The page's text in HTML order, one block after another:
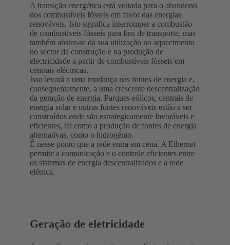
A transição energética está voltada para o abandono
dos combustíveis fósseis em favor das energias
renováveis. Isto significa interromper a combustão
de combustíveis fósseis para fins de transporte, mas
também abster-se da sua utilização no aquecimento
no sector da construção e na produção de
electricidade a partir de combustíveis fósseis em
centrais eléctricas.
Isso levará a uma mudança nas fontes de energia e,
consequentemente, a uma crescente descentralização
da geração de energia. Parques eólicos, centrais de
energia solar e outras fontes renováveis ​​estão a ser
construídos onde são estrategicamente favoráveis ​​e
eficientes, tal como a produção de fontes de energia
alternativas, como o hidrogénio.
É nesse ponto que a rede entra em cena. A Ethernet
permite a comunicação e o controle eficientes entre
os sistemas de energia descentralizados e a rede
elétrica.
Geração de eletricidade